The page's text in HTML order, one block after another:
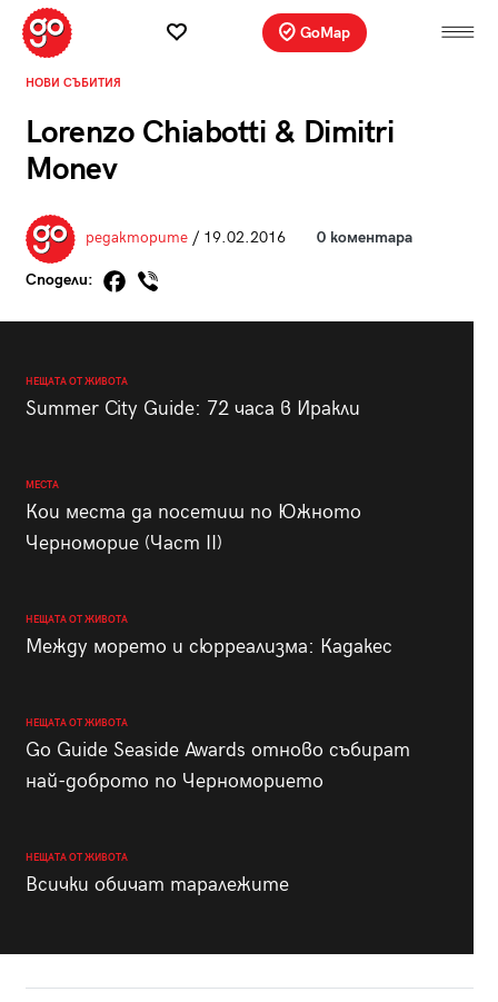
GoMap
НОВИ СЪБИТИЯ
Lorenzo Chiabotti & Dimitri
Monev
редакторите/ 19.02.2016 0 коментара
Сподели:
НЕЩАТА ОТ ЖИВОТА
Summer City Guide: 72 часа в Иракли
МЕСТА
Кои места да посетиш по Южното
Черноморие (Част II)
НЕЩАТА ОТ ЖИВОТА
Между морето и сюрреализма: Кадакес
НЕЩАТА ОТ ЖИВОТА
Go Guide Seaside Awards отново събират
най-доброто по Черноморието
НЕЩАТА ОТ ЖИВОТА
Всички обичат таралежите